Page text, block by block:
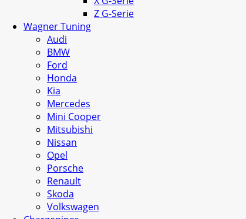
Z G-Serie
Wagner Tuning
Audi
BMW
Ford
Honda
Kia
Mercedes
Mini Cooper
Mitsubishi
Nissan
Opel
Porsche
Renault
Skoda
Volkswagen